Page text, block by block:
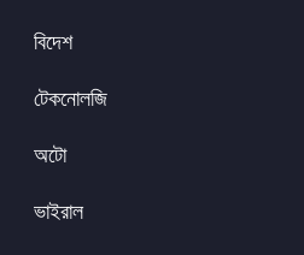
বিদেশ
টেকনোলজি
অটো
ভাইরাল